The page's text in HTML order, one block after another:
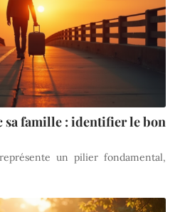
sa famille : identifier le bon
un pilier fondamental,